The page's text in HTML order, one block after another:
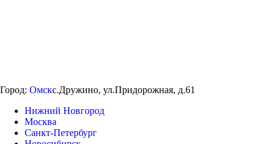
Город: Омскс.Дружино, ул.Придорожная, д.61
Нижний Новгород
Москва
Санкт-Петербург